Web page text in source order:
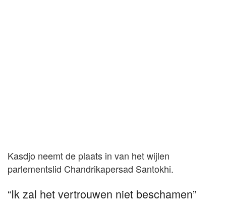
Kasdjo neemt de plaats in van het wijlen
parlementslid Chandrikapersad Santokhi.
“Ik zal het vertrouwen niet beschamen”